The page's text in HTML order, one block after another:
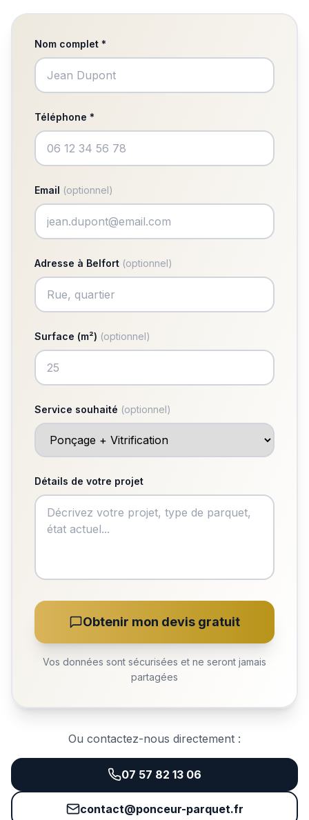
Nom complet *
Téléphone *
Email (optionnel)
Adresse à Belfort (optionnel)
Surface (m²) (optionnel)
Service souhaité (optionnel)
Détails de votre projet
Obtenir mon devis gratuit
Vos données sont sécurisées et ne seront jamais
partagées
Ou contactez-nous directement :
07 57 82 13 06
contact@ponceur-parquet.fr